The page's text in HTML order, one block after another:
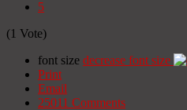
5
(1 Vote)
font size decrease font size
Print
Email
25011 Comments